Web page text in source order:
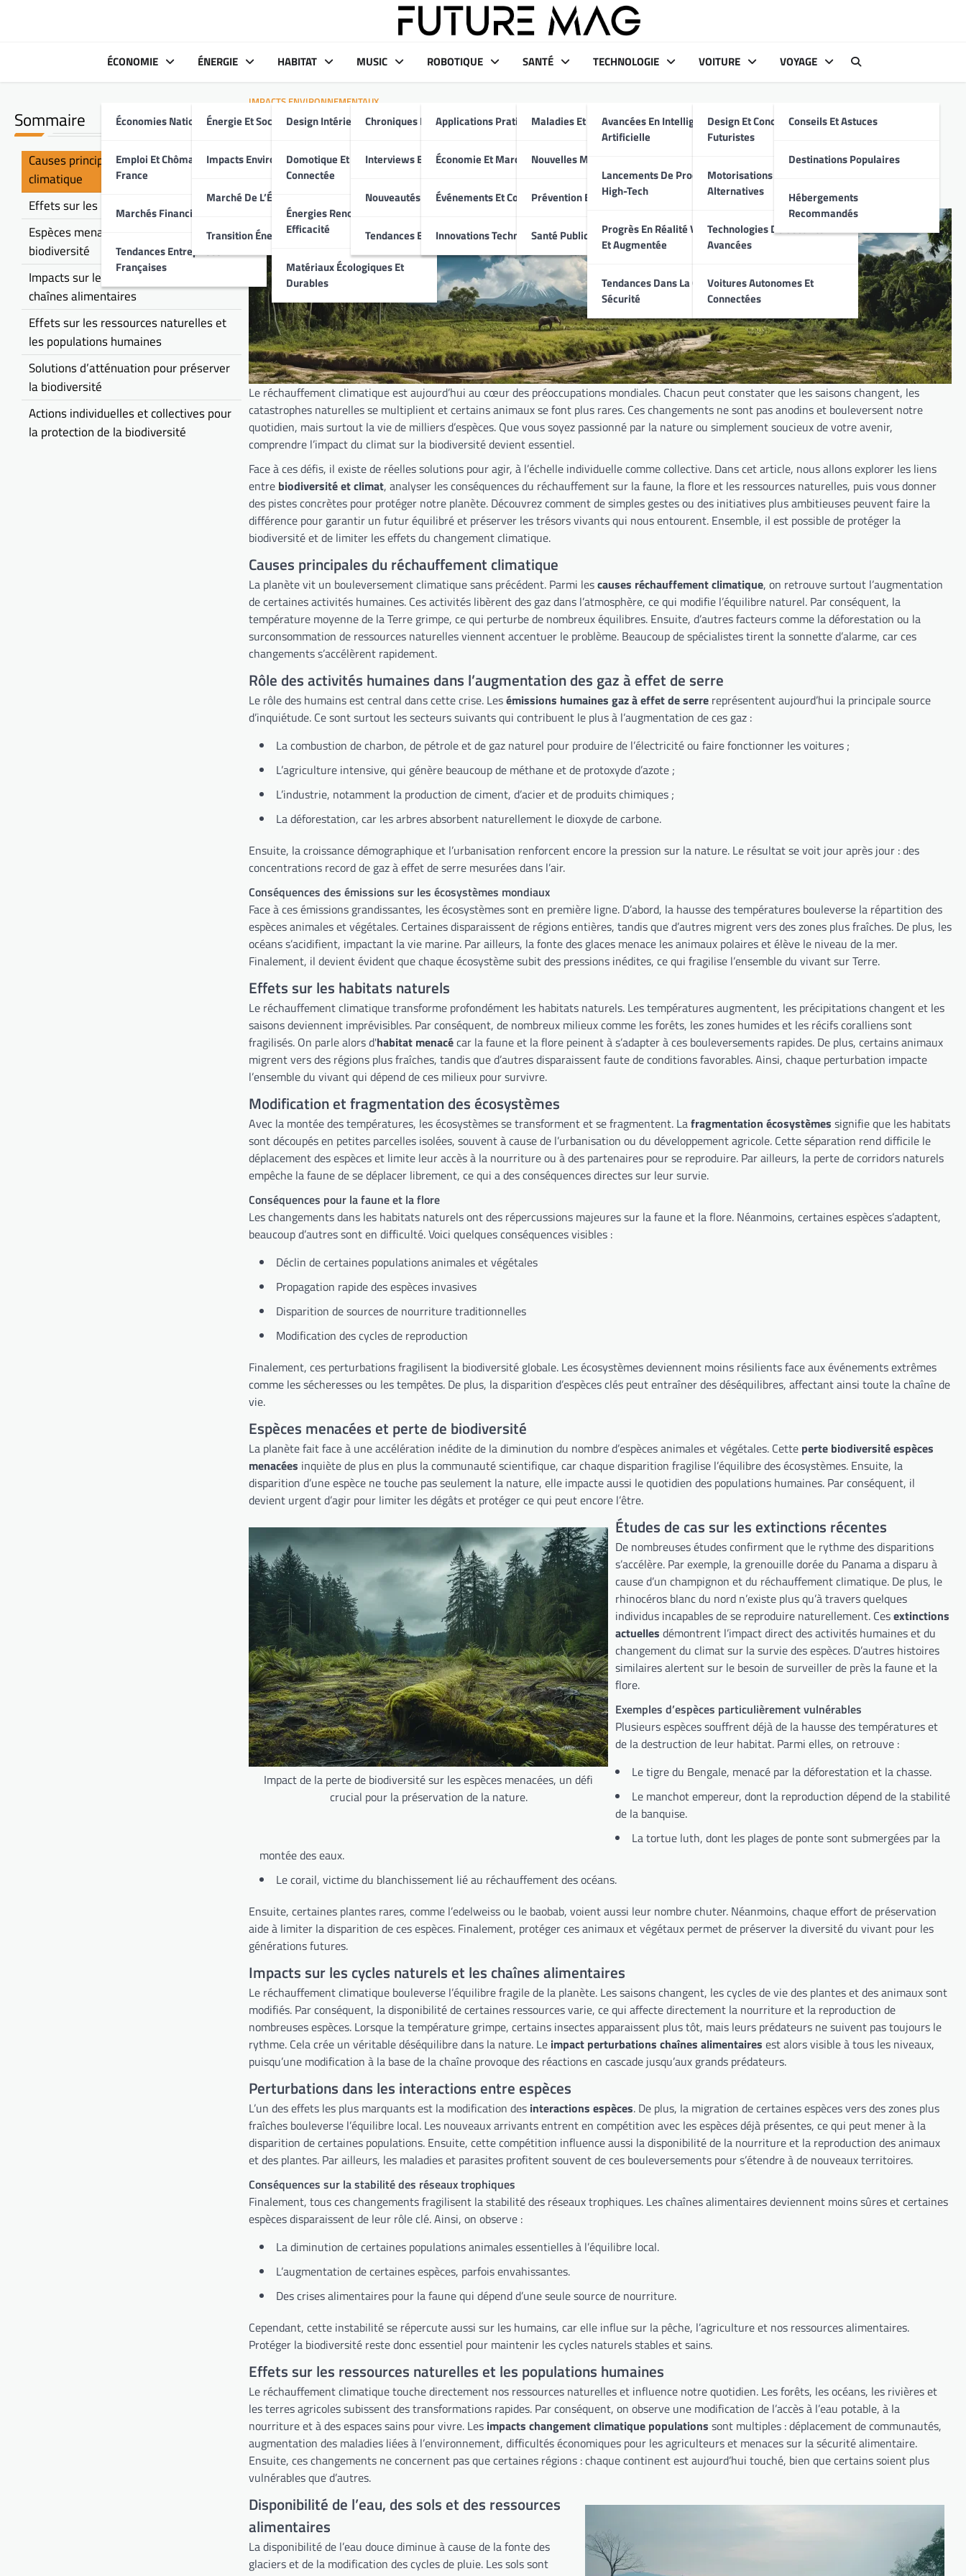
ÉCONOMIE
Économies Nationales
Emploi Et Chômage En
France
Marchés Financiers Français
Tendances Entreprises
Françaises
ÉNERGIE
Énergie Et Société
Impacts Environnementaux
Marché De L’Énergie
Transition Énergétique
HABITAT
Design Intérieur Moderne
Domotique Et Maison
Connectée
Énergies Renouvelables Et
Efficacité
Matériaux Écologiques Et
Durables
MUSIC
Chroniques Et Critiques
Interviews Et Portraits
Nouveautés Musicales
Tendances Et Événements
ROBOTIQUE
Applications Pratiques
Économie Et Marché
Événements Et Conférences
Innovations Technologiques
SANTÉ
Maladies Et Traitements
Nouvelles Médicales
Prévention Et Bien-Être
Santé Publique
TECHNOLOGIE
Avancées En Intelligence
Artificielle
Lancements De Produits
High-Tech
Progrès En Réalité Virtuelle
Et Augmentée
Tendances Dans La Cyber-
Sécurité
VOITURE
Design Et Conception
Futuristes
Motorisations Hybrides Et
Alternatives
Technologies De Sécurité
Avancées
Voitures Autonomes Et
Connectées
VOYAGE
Conseils Et Astuces
Destinations Populaires
Hébergements
Recommandés
IMPACTS ENVIRONNEMENTAUX
Réchauffement climatique : impact sur la biodiversité
mondiale et solutions possibles
Le réchauffement climatique est aujourd’hui au cœur des préoccupations mondiales. Chacun peut constater que les saisons changent, les
catastrophes naturelles se multiplient et certains animaux se font plus rares. Ces changements ne sont pas anodins et bouleversent notre
quotidien, mais surtout la vie de milliers d’espèces. Que vous soyez passionné par la nature ou simplement soucieux de votre avenir,
comprendre l’impact du climat sur la biodiversité devient essentiel.
Face à ces défis, il existe de réelles solutions pour agir, à l’échelle individuelle comme collective. Dans cet article, nous allons explorer les liens
entre biodiversité et climat, analyser les conséquences du réchauffement sur la faune, la flore et les ressources naturelles, puis vous donner
des pistes concrètes pour protéger notre planète. Découvrez comment de simples gestes ou des initiatives plus ambitieuses peuvent faire la
différence pour garantir un futur équilibré et préserver les trésors vivants qui nous entourent. Ensemble, il est possible de protéger la
biodiversité et de limiter les effets du changement climatique.
Causes principales du réchauffement climatique
La planète vit un bouleversement climatique sans précédent. Parmi lescauses réchauffement climatique, on retrouve surtout l’augmentation
de certaines activités humaines. Ces activités libèrent des gaz dans l’atmosphère, ce qui modifie l’équilibre naturel. Par conséquent, la
température moyenne de la Terre grimpe, ce qui perturbe de nombreux équilibres. Ensuite, d’autres facteurs comme la déforestation ou la
surconsommation de ressources naturelles viennent accentuer le problème. Beaucoup de spécialistes tirent la sonnette d’alarme, car ces
changements s’accélèrent rapidement.
Rôle des activités humaines dans l’augmentation des gaz à effet de serre
Le rôle des humains est central dans cette crise. Lesémissions humaines gaz à effet de serre représentent aujourd’hui la principale source
d’inquiétude. Ce sont surtout les secteurs suivants qui contribuent le plus à l’augmentation de ces gaz :
La combustion de charbon, de pétrole et de gaz naturel pour produire de l’électricité ou faire fonctionner les voitures ;
L’agriculture intensive, qui génère beaucoup de méthane et de protoxyde d’azote ;
L’industrie, notamment la production de ciment, d’acier et de produits chimiques ;
La déforestation, car les arbres absorbent naturellement le dioxyde de carbone.
Ensuite, la croissance démographique et l’urbanisation renforcent encore la pression sur la nature. Le résultat se voit jour après jour : des
concentrations record de gaz à effet de serre mesurées dans l’air.
Conséquences des émissions sur les écosystèmes mondiaux
Face à ces émissions grandissantes, les écosystèmes sont en première ligne. D’abord, la hausse des températures bouleverse la répartition des
espèces animales et végétales. Certaines disparaissent de régions entières, tandis que d’autres migrent vers des zones plus fraîches. De plus, les
océans s’acidifient, impactant la vie marine. Par ailleurs, la fonte des glaces menace les animaux polaires et élève le niveau de la mer.
Finalement, il devient évident que chaque écosystème subit des pressions inédites, ce qui fragilise l’ensemble du vivant sur Terre.
Effets sur les habitats naturels
Le réchauffement climatique transforme profondément les habitats naturels. Les températures augmentent, les précipitations changent et les
saisons deviennent imprévisibles. Par conséquent, de nombreux milieux comme les forêts, les zones humides et les récifs coralliens sont
fragilisés. On parle alors d'habitat menacécar la faune et la flore peinent à s’adapter à ces bouleversements rapides. De plus, certains animaux
migrent vers des régions plus fraîches, tandis que d’autres disparaissent faute de conditions favorables. Ainsi, chaque perturbation impacte
l’ensemble du vivant qui dépend de ces milieux pour survivre.
Modification et fragmentation des écosystèmes
Avec la montée des températures, les écosystèmes se transforment et se fragmentent. Lafragmentation écosystèmes signifie que les habitats
sont découpés en petites parcelles isolées, souvent à cause de l’urbanisation ou du développement agricole. Cette séparation rend difficile le
déplacement des espèces et limite leur accès à la nourriture ou à des partenaires pour se reproduire. Par ailleurs, la perte de corridors naturels
empêche la faune de se déplacer librement, ce qui a des conséquences directes sur leur survie.
Conséquences pour la faune et la flore
Les changements dans les habitats naturels ont des répercussions majeures sur la faune et la flore. Néanmoins, certaines espèces s’adaptent,
beaucoup d’autres sont en difficulté. Voici quelques conséquences visibles :
Déclin de certaines populations animales et végétales
Propagation rapide des espèces invasives
Disparition de sources de nourriture traditionnelles
Modification des cycles de reproduction
Finalement, ces perturbations fragilisent la biodiversité globale. Les écosystèmes deviennent moins résilients face aux événements extrêmes
comme les sécheresses ou les tempêtes. De plus, la disparition d’espèces clés peut entraîner des déséquilibres, affectant ainsi toute la chaîne de
vie.
Espèces menacées et perte de biodiversité
La planète fait face à une accélération inédite de la diminution du nombre d’espèces animales et végétales. Cette perte biodiversité espèces
menacées inquiète de plus en plus la communauté scientifique, car chaque disparition fragilise l’équilibre des écosystèmes. Ensuite, la
disparition d’une espèce ne touche pas seulement la nature, elle impacte aussi le quotidien des populations humaines. Par conséquent, il
devient urgent d’agir pour limiter les dégâts et protéger ce qui peut encore l’être.
Impact de la perte de biodiversité sur les espèces menacées, un défi
crucial pour la préservation de la nature.
Études de cas sur les extinctions récentes
De nombreuses études confirment que le rythme des disparitions
s’accélère. Par exemple, la grenouille dorée du Panama a disparu à
cause d’un champignon et du réchauffement climatique. De plus, le
rhinocéros blanc du nord n’existe plus qu’à travers quelques
individus incapables de se reproduire naturellement. Cesextinctions
actuelles démontrent l’impact direct des activités humaines et du
changement du climat sur la survie des espèces. D’autres histoires
similaires alertent sur le besoin de surveiller de près la faune et la
flore.
Exemples d’espèces particulièrement vulnérables
Plusieurs espèces souffrent déjà de la hausse des températures et
de la destruction de leur habitat. Parmi elles, on retrouve :
Le tigre du Bengale, menacé par la déforestation et la chasse.
Le manchot empereur, dont la reproduction dépend de la stabilité
de la banquise.
La tortue luth, dont les plages de ponte sont submergées par la
montée des eaux.
Le corail, victime du blanchissement lié au réchauffement des océans.
Ensuite, certaines plantes rares, comme l’edelweiss ou le baobab, voient aussi leur nombre chuter. Néanmoins, chaque effort de préservation
aide à limiter la disparition de ces espèces. Finalement, protéger ces animaux et végétaux permet de préserver la diversité du vivant pour les
générations futures.
Impacts sur les cycles naturels et les chaînes alimentaires
Le réchauffement climatique bouleverse l’équilibre fragile de la planète. Les saisons changent, les cycles de vie des plantes et des animaux sont
modifiés. Par conséquent, la disponibilité de certaines ressources varie, ce qui affecte directement la nourriture et la reproduction de
nombreuses espèces. Lorsque la température grimpe, certains insectes apparaissent plus tôt, mais leurs prédateurs ne suivent pas toujours le
rythme. Cela crée un véritable déséquilibre dans la nature. Le impact perturbations chaînes alimentaires est alors visible à tous les niveaux,
puisqu’une modification à la base de la chaîne provoque des réactions en cascade jusqu’aux grands prédateurs.
Perturbations dans les interactions entre espèces
L’un des effets les plus marquants est la modification des interactions espèces. De plus, la migration de certaines espèces vers des zones plus
fraîches bouleverse l’équilibre local. Les nouveaux arrivants entrent en compétition avec les espèces déjà présentes, ce qui peut mener à la
disparition de certaines populations. Ensuite, cette compétition influence aussi la disponibilité de la nourriture et la reproduction des animaux
et des plantes. Par ailleurs, les maladies et parasites profitent souvent de ces bouleversements pour s’étendre à de nouveaux territoires.
Conséquences sur la stabilité des réseaux trophiques
Finalement, tous ces changements fragilisent la stabilité des réseaux trophiques. Les chaînes alimentaires deviennent moins sûres et certaines
espèces disparaissent de leur rôle clé. Ainsi, on observe :
La diminution de certaines populations animales essentielles à l’équilibre local.
L’augmentation de certaines espèces, parfois envahissantes.
Des crises alimentaires pour la faune qui dépend d’une seule source de nourriture.
Cependant, cette instabilité se répercute aussi sur les humains, car elle influe sur la pêche, l’agriculture et nos ressources alimentaires.
Protéger la biodiversité reste donc essentiel pour maintenir les cycles naturels stables et sains.
Effets sur les ressources naturelles et les populations humaines
Le réchauffement climatique touche directement nos ressources naturelles et influence notre quotidien. Les forêts, les océans, les rivières et
les terres agricoles subissent des transformations rapides. Par conséquent, on observe une modification de l’accès à l’eau potable, à la
nourriture et à des espaces sains pour vivre. Les impacts changement climatique populations sont multiples : déplacement de communautés,
augmentation des maladies liées à l’environnement, difficultés économiques pour les agriculteurs et menaces sur la sécurité alimentaire.
Ensuite, ces changements ne concernent pas que certaines régions : chaque continent est aujourd’hui touché, bien que certains soient plus
vulnérables que d’autres.
Disponibilité de l’eau, des sols et des ressources
alimentaires
La disponibilité de l’eau douce diminue à cause de la fonte des
glaciers et de la modification des cycles de pluie. Les sols sont
Sommaire
Causes principales du réchauffement
climatique
Effets sur les habitats naturels
Espèces menacées et perte de
biodiversité
Impacts sur les cycles naturels et les
chaînes alimentaires
Effets sur les ressources naturelles et
les populations humaines
Solutions d’atténuation pour préserver
la biodiversité
Actions individuelles et collectives pour
la protection de la biodiversité